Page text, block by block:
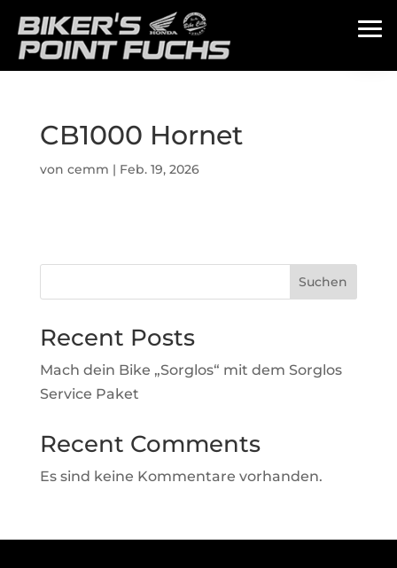
CB1000 Hornet
von cemm | Feb. 19, 2026
Suchen
Recent Posts
Mach dein Bike „Sorglos“ mit dem Sorglos
Service Paket
Recent Comments
Es sind keine Kommentare vorhanden.